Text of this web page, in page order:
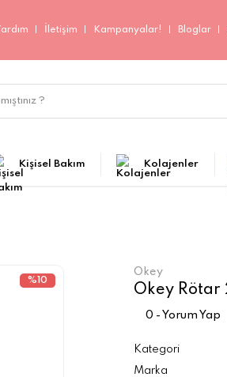
İletişim Kampanyalar! Bloglar
Kişisel Bakım Kolajenler
%10
Okey
Okey
0 - Yorum Yap
Kategori
Marka